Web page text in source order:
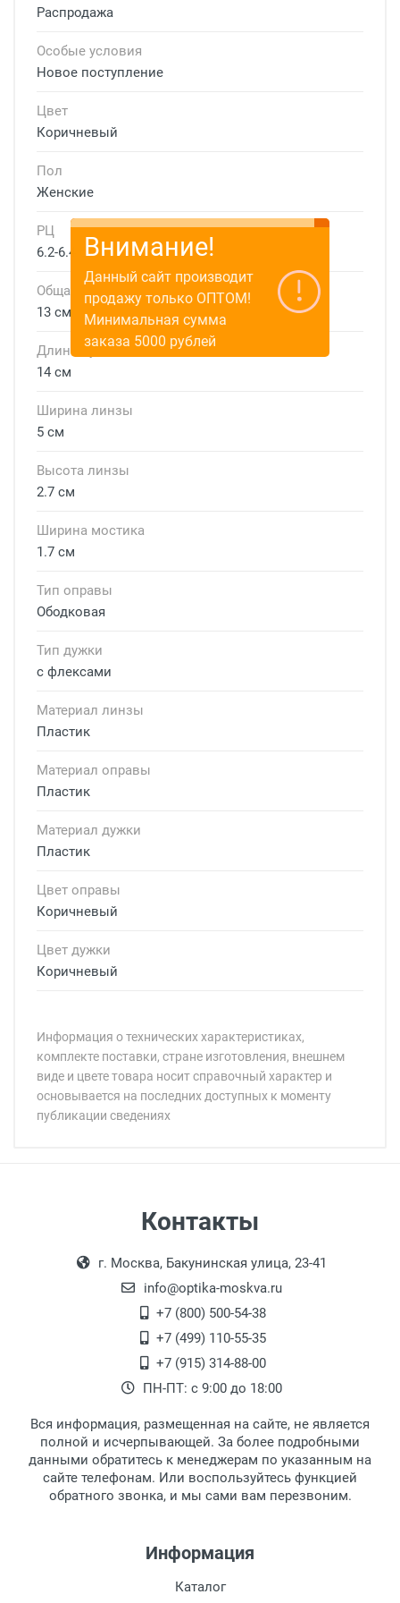
Распродажа
Особые условия
Новое поступление
Цвет
Коричневый
Пол
Женские
РЦ
6.2-6.4 см
Общая ширина
13 см
Длина дужки
14 см
Ширина линзы
5 см
Высота линзы
2.7 см
Ширина мостика
1.7 см
Тип оправы
Ободковая
Тип дужки
с флексами
Материал линзы
Пластик
Материал оправы
Пластик
Материал дужки
Пластик
Цвет оправы
Коричневый
Цвет дужки
Коричневый
Информация о технических характеристиках,
комплекте поставки, стране изготовления, внешнем
виде и цвете товара носит справочный характер и
основывается на последних доступных к моменту
публикации сведениях
Ширина линзы:
Ширина мостика:
Тип оправы:
Тип дужки:
Материал линзы:
Материал оправы:
Оплата товара производится
наличными непосредственно на пункте
выдачи товара.
Перечисление средств на расчетный счет.
18:00, по субботам с 11:00 до 15:00, в
офисе по адресу: г. Москва,
Переведеновский переулок 17, корпус 1,
второй этаж, тел. +7 (499) 110-55-35.
После того, как заказ поступает в пункт
выдачи, наш менеджер связывается с
клиентом и оповещает о поступлении
товара.
Для получения товара при себе
обязательно иметь паспорт.
Заказ необходимо забрать в течение 3
рабочих дней с момента поступления на
дополнительных расходов за хранение
Контакты
г. Москва, Бакунинская улица, 23-41
info@optika-moskva.ru
+7 (800) 500-54-38
+7 (499) 110-55-35
+7 (915) 314-88-00
ПН-ПТ: с 9:00 до 18:00
Вся информация, размещенная на сайте, не является
полной и исчерпывающей. За более подробными
данными обратитесь к менеджерам по указанным на
сайте телефонам. Или воспользуйтесь функцией
обратного звонка, и мы сами вам перезвоним.
Информация
Каталог
Внимание!
Данный сайт производит
продажу только ОПТОМ!
Минимальная сумма
заказа 5000 рублей